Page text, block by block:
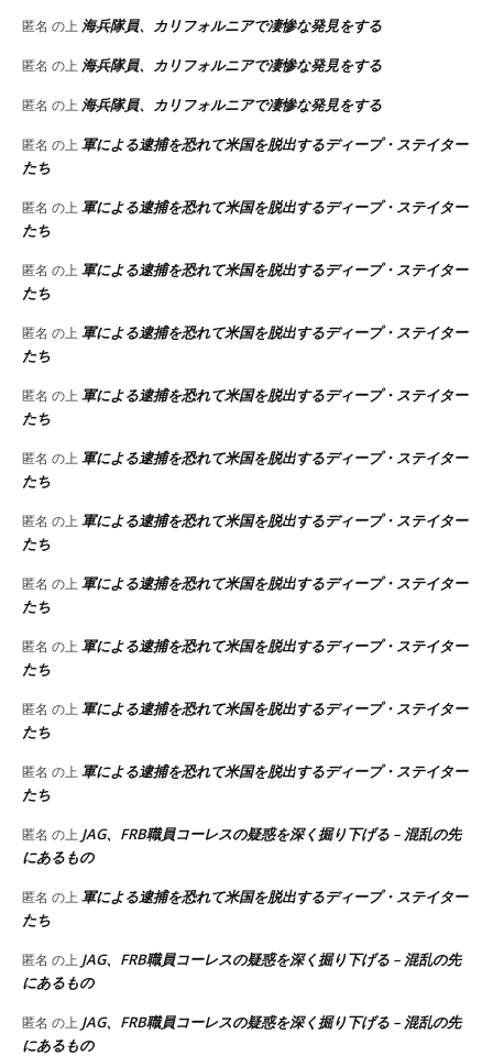
匿名 の上 海兵隊員、カリフォルニアで凄惨な発見をする
匿名 の上 海兵隊員、カリフォルニアで凄惨な発見をする
匿名 の上 海兵隊員、カリフォルニアで凄惨な発見をする
匿名 の上 軍による逮捕を恐れて米国を脱出するディープ・ステイター
たち
匿名 の上 軍による逮捕を恐れて米国を脱出するディープ・ステイター
たち
匿名 の上 軍による逮捕を恐れて米国を脱出するディープ・ステイター
たち
匿名 の上 軍による逮捕を恐れて米国を脱出するディープ・ステイター
たち
匿名 の上 軍による逮捕を恐れて米国を脱出するディープ・ステイター
たち
匿名 の上 軍による逮捕を恐れて米国を脱出するディープ・ステイター
たち
匿名 の上 軍による逮捕を恐れて米国を脱出するディープ・ステイター
たち
匿名 の上 軍による逮捕を恐れて米国を脱出するディープ・ステイター
たち
匿名 の上 軍による逮捕を恐れて米国を脱出するディープ・ステイター
たち
匿名 の上 軍による逮捕を恐れて米国を脱出するディープ・ステイター
たち
匿名 の上 軍による逮捕を恐れて米国を脱出するディープ・ステイター
たち
匿名 の上 JAG、FRB職員コーレスの疑惑を深く掘り下げる – 混乱の先
にあるもの
匿名 の上 軍による逮捕を恐れて米国を脱出するディープ・ステイター
たち
匿名 の上 JAG、FRB職員コーレスの疑惑を深く掘り下げる – 混乱の先
にあるもの
匿名 の上 JAG、FRB職員コーレスの疑惑を深く掘り下げる – 混乱の先
にあるもの